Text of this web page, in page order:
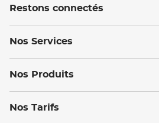
Restons connectés
Nos Services
Nos Produits
Nos Tarifs